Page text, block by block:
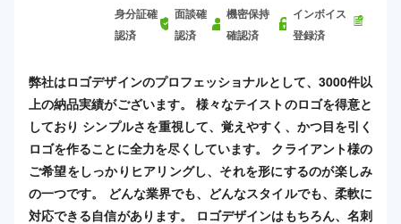
身分証確
認済
面談確
認済
機密保持
確認済
インボイス
登録済
弊社はロゴデザインのプロフェッショナルとして、3000件以
上の納品実績がございます。 様々なテイストのロゴを得意と
しており シンプルさを重視して、覚えやすく、かつ目を引く
ロゴを作ることに全力を尽くしています。 クライアント様の
ご希望をしっかりヒアリングし、それを形にするのが楽しみ
の一つです。 どんな業界でも、どんなスタイルでも、柔軟に
対応できる自信があります。 ロゴデザインはもちろん、名刺